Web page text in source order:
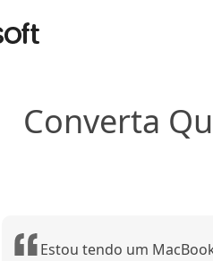
Converta
Estou tendo um